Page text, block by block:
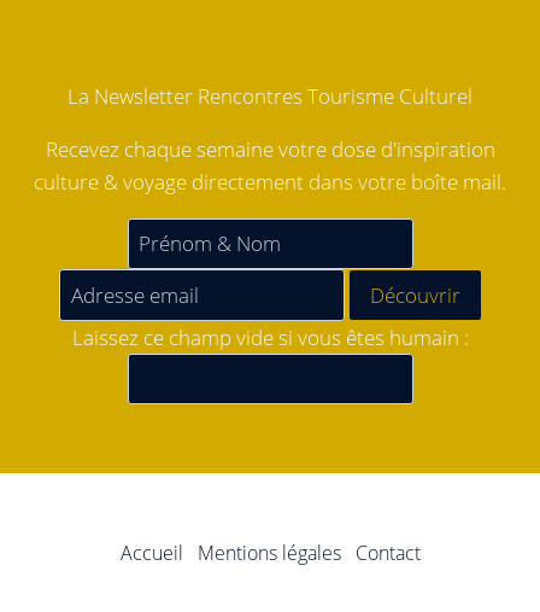
La Newsletter Rencontres Tourisme Culturel
Recevez chaque semaine votre dose d'inspiration
culture & voyage directement dans votre boîte mail.
Laissez ce champ vide si vous êtes humain :
Accueil Mentions légales Contact